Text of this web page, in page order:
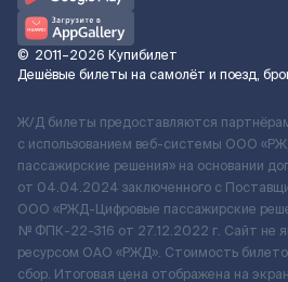
© 2011–2026 Купибилет
Дешёвые билеты на самолёт и поезд,
Ж/Д билеты предоставляются
с использованием веб-системы ООО
пассажирские решения» на основании
от 04.04.2024 заключенного с
ООО «РЖД-Цифровые пассажирские
№ ФПК-22-316 от 27.12.2022 г. Сайт не
ресурсом ОАО «РЖД». Стоимость
сбор. Итоговая цена отображена на